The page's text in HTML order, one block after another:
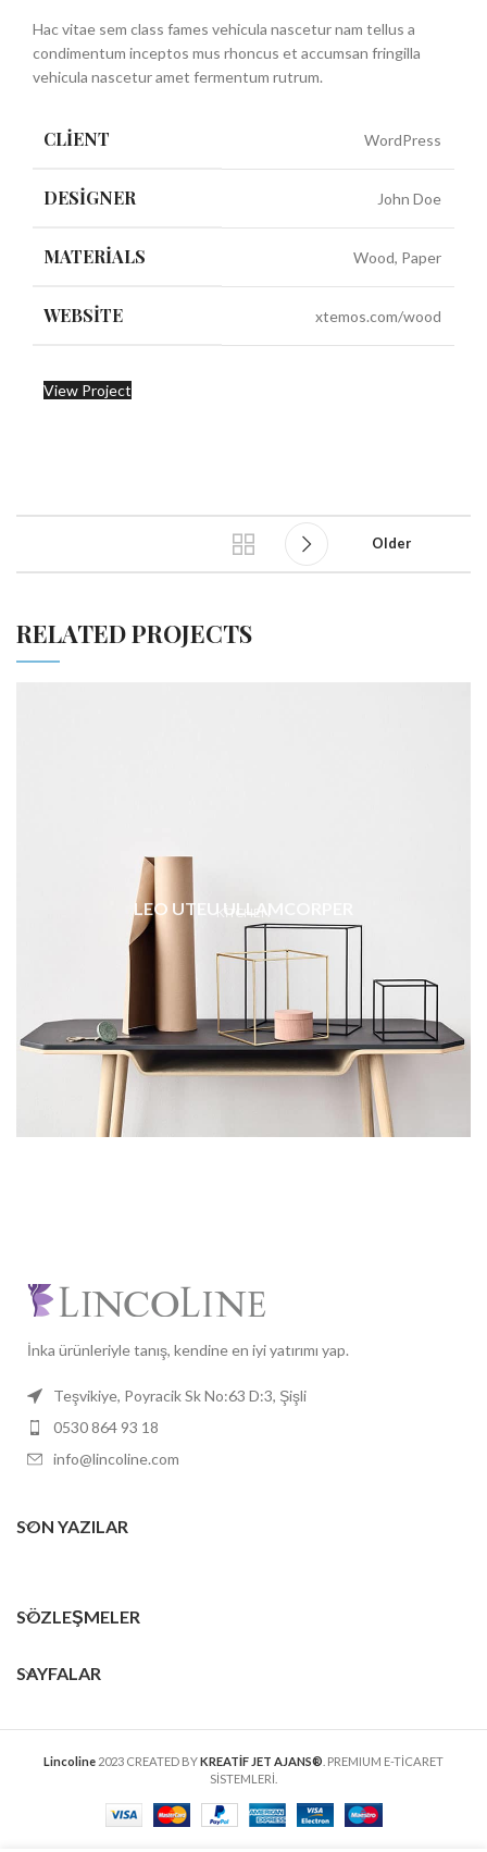
Hac vitae sem class fames vehicula nascetur nam tellus a
condimentum inceptos mus rhoncus et accumsan fringilla
vehicula nascetur amet fermentum rutrum.
CLIENT WordPress
DESIGNER John Doe
MATERIALS Wood, Paper
WEBSITE xtemos.com/wood
View Project
Older
RELATED PROJECTS
KITCHEN
LEO UTEU ULLAMCORPER
İnka ürünleriyle tanış, kendine en iyi yatırımı yap.
Teşvikiye, Poyracik Sk No:63 D:3, Şişli
0530 864 93 18
info@lincoline.com
SON YAZILAR
SÖZLEŞMELER
SAYFALAR
Lincoline 2023 CREATED BYKREATİF JET AJANS® . PREMIUM E-TİCARET
SİSTEMLERİ.